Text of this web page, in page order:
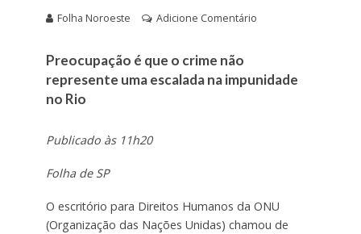
Folha Noroeste Adicione Comentário
Preocupação é que o crime não
represente uma escalada na impunidade
no Rio
Publicado às 11h20
Folha de SP
O escritório para Direitos Humanos da ONU
(Organização das Nações Unidas) chamou de